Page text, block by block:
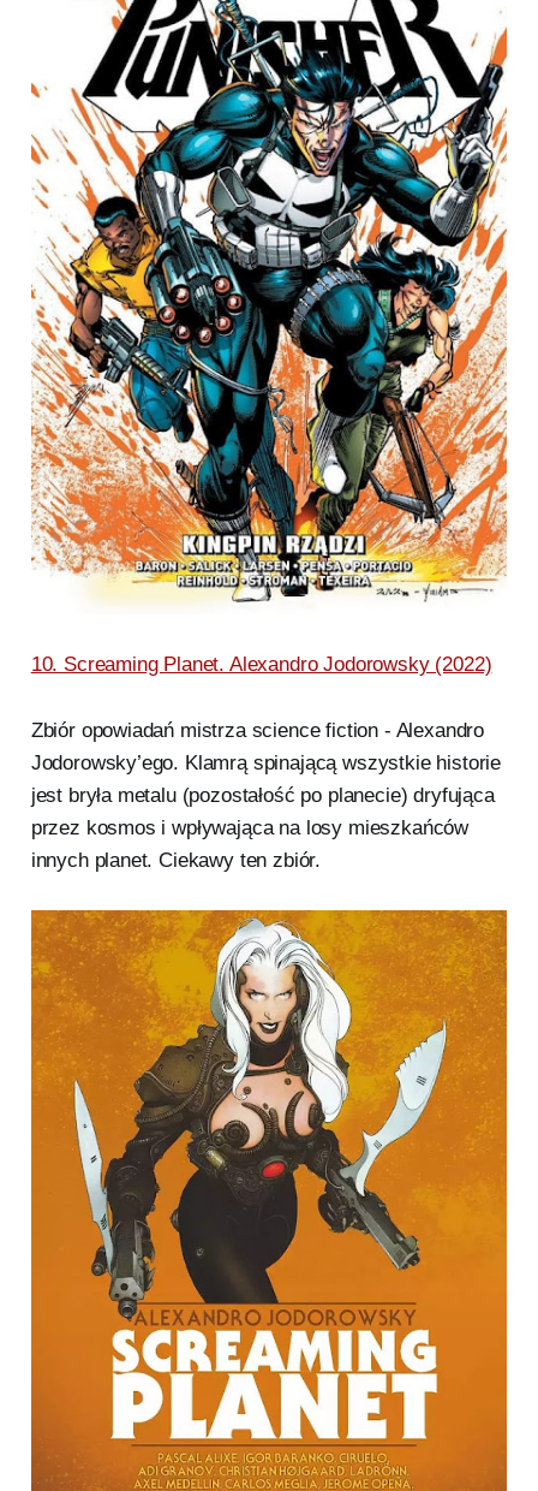
10. Screaming Planet. Alexandro Jodorowsky (2022)
Zbiór opowiadań mistrza science fiction - Alexandro
Jodorowsky’ego. Klamrą spinającą wszystkie historie
jest bryła metalu (pozostałość po planecie) dryfująca
przez kosmos i wpływająca na losy mieszkańców
innych planet. Ciekawy ten zbiór.